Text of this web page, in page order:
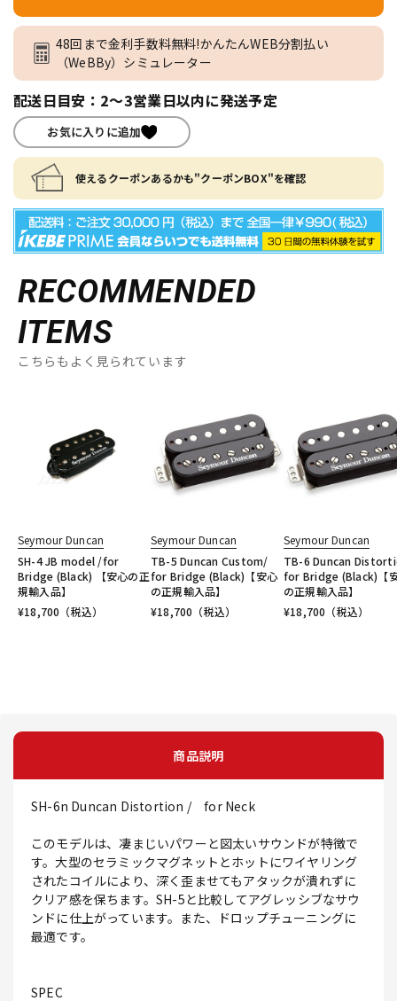
48回まで金利手数料無料!かんたんWEB分割払い
（WeBBy）シミュレーター
配送日目安：2～3営業日以内に発送予定
お気に入りに追加
使えるクーポンあるかも"クーポンBOX"を確認
RECOMMENDED
ITEMS
こちらもよく見られています
Seymour Duncan
SH-4 JB model /for
Bridge (Black) 【安心の正
規輸入品】
¥18,700 （税込）
Seymour Duncan
TB-5 Duncan Custom/
for Bridge (Black)【安心
の正規輸入品】
¥18,700 （税込）
Seymour Duncan
TB-6 Duncan
for Bridge (Black)【
の正規輸入品】
¥18,700 （税込）
商品説明
SH-6n Duncan Distortion / for Neck
このモデルは、凄まじいパワーと図太いサウンドが特徴で
す。大型のセラミックマグネットとホットにワイヤリング
されたコイルにより、深く歪ませてもアタックが潰れずに
クリア感を保ちます。SH-5と比較してアグレッシブなサウ
ンドに仕上がっています。また、ドロップチューニングに
最適です。
SPEC